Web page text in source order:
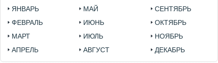
ЯНВАРЬ
ФЕВРАЛЬ
МАРТ
АПРЕЛЬ
МАЙ
ИЮНЬ
ИЮЛЬ
АВГУСТ
СЕНТЯБРЬ
ОКТЯБРЬ
НОЯБРЬ
ДЕКАБРЬ